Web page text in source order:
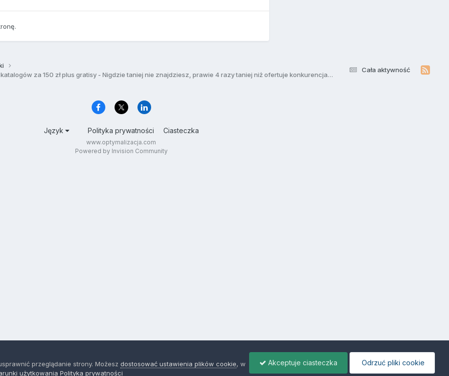
Cała aktywność
[WYKONAM] Nie Przepłacaj jak u innych - 50 mocnych linków z katalogów za 150 zł plus gratisy - Nigdzie taniej nie znajdziesz, prawie 4 razy taniej niż ofertuje konkurencja - 300 linków plus 50 katalogów 360 zł !!! :) Najtaniej na rynku
Język Polityka prywatności Ciasteczka
www.optymalizacja.com
Powered by Invision Community
przeglądanie strony. Możeszdostosować ustawienia plików cookie, w
użytkowania Polityka prywatności
Akceptuje ciasteczka Odrzuć pliki cookie